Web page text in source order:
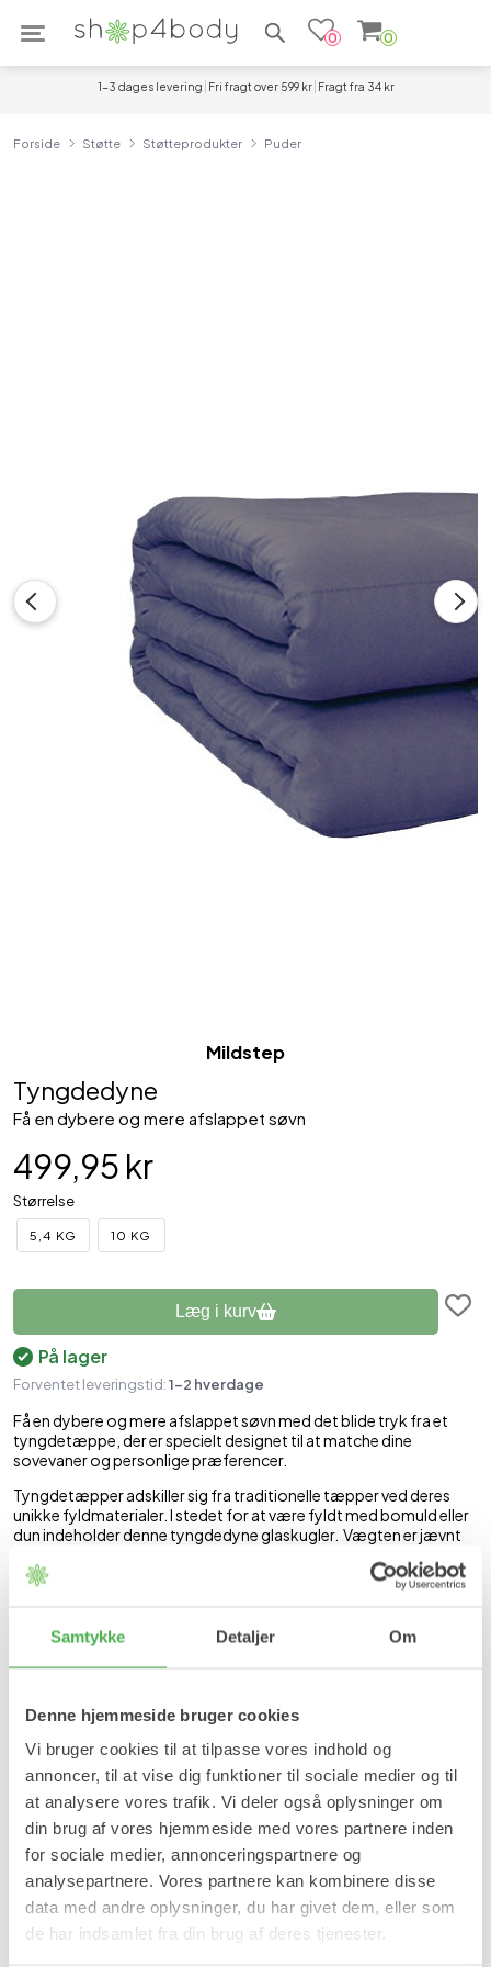
Samtykke Detaljer Om
Denne hjemmeside bruger cookies
Vi bruger cookies til at tilpasse vores indhold og
annoncer, til at vise dig funktioner til sociale medier og til
at analysere vores trafik. Vi deler også oplysninger om
din brug af vores hjemmeside med vores partnere inden
for sociale medier, annonceringspartnere og
analysepartnere. Vores partnere kan kombinere disse
data med andre oplysninger, du har givet dem, eller som
de har indsamlet fra din brug af deres tjenester.
Søg efter produkter
0 0
1-3 dages levering Fri fragt over 599 kr Fragt fra 34 kr
Forside Støtte Støtteprodukter Puder
Mildstep
Tyngdedyne
Få en dybere og mere afslappet søvn
499,95 kr
Størrelse
5,4 KG 10 KG
Læg i kurv
På lager
Forventet leveringstid:1-2 hverdage
Få en dybere og mere afslappet søvn med det blide tryk fra et
tyngdetæppe, der er specielt designet til at matche dine
sovevaner og personlige præferencer.
Tyngdetæpper adskiller sig fra traditionelle tæpper ved deres
unikke fyldmaterialer. I stedet for at være fyldt med bomuld eller
dun indeholder denne tyngdedyne glaskugler. Vægten er jævnt
nænsomt omfavnet, hvilket kan fremme en følelse af ro og
velvære.
Den beroligende effekt skyldes det, der kaldes "dybt tryk
stimulering", som kan hjælpe med at reducere kroppens niveau af
stresshormonet kortisol og øge frigivelsen af afslappende
lettere at falde i søvn og forbedre søvnkvaliteten over tid. For
mange skaber det følelsen af tryghed og komfort, som man
forbinder med en varm omfavnelse.
Tyngdetæpper kan bruges i en række forskellige sammenhænge
og er særligt velegnede til personer, der oplever søvnproblemer,
eller de der ønsker at få en mere behagelig og afslappende
nattesøvn. Tæppet hjælper ikke kun med at falde hurtigere i søvn,
men kan også forbedre søvnens dybde og varighed, hvilket
resulterer i en mere udhvilet og fornyet følelse, når du vågner.
Fordele